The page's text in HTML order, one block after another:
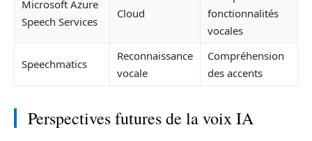
Microsoft Azure
Speech Services
Cloud
fonctionnalités
vocales
Speechmatics
Reconnaissance
vocale
Compréhension
des accents
Perspectives futures de la voix IA